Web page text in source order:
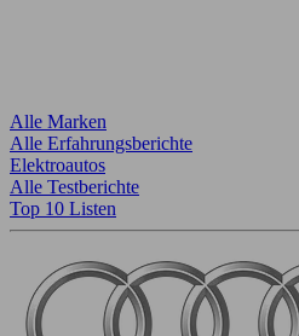
Alle Marken
Alle Erfahrungsberichte
Elektroautos
Alle Testberichte
Top 10 Listen